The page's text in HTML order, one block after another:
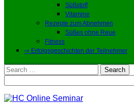
Süßstoff
Vitamine
Rezepte zum Abnehmen
Süßes ohne Reue
Fitness
⇨ Erfolgsgeschichten der Teilnehmer
Search
for: